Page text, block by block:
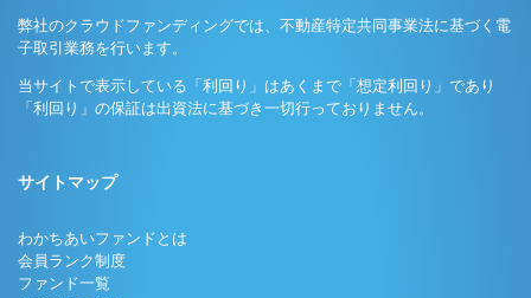
弊社のクラウドファンディングでは、不動産特定共同事業法に基づく電
子取引業務を行います。
当サイトで表示している「利回り」はあくまで「想定利回り」であり
「利回り」の保証は出資法に基づき一切行っておりません。
サイトマップ
わかちあいファンドとは
会員ランク制度
ファンド一覧